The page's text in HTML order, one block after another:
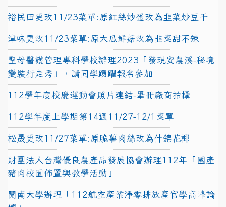
裕民田更改11/23菜單:原紅絲炒蛋改為韭菜炒豆干
津味更改11/23菜單:原大瓜鮮菇改為韭菜甜不辣
聖母醫護管理專科學校辦理2023「發現安農溪-秘境
變裝行走秀」，請同學踴躍報名參加
112學年度校慶運動會照片連結-畢冊廠商拍攝
112學年度上學期第14週11/27-12/1菜單
松晟更改11/27菜單:原脆薯肉絲改為什錦花椰
財團法人台灣優良農產品發展協會辦理112年「國產
豬肉校園佈置與教學活動」
開南大學辦理「112航空產業淨零排放產官學高峰論